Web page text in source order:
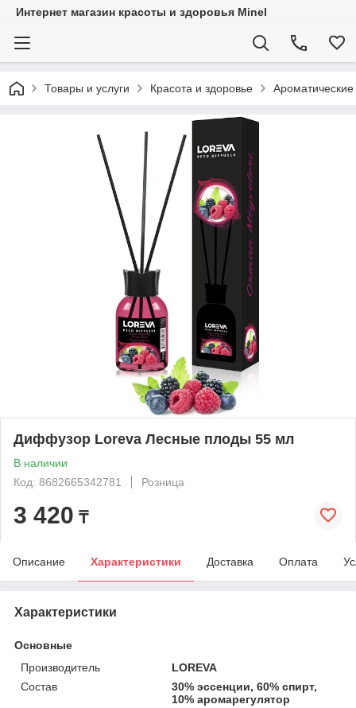
Интернет магазин красоты и здоровья Minel
Товары и услуги Красота и здоровье
Диффузор Loreva Лесные плоды 55 мл
В наличии
Код: 8682665342781
Розница
3 420 ₸
Описание Характеристики Доставка Оплата
Характеристики
Основные
Производитель
LOREVA
Состав
30% эссенции, 60% спирт,
10% аромарегулятор